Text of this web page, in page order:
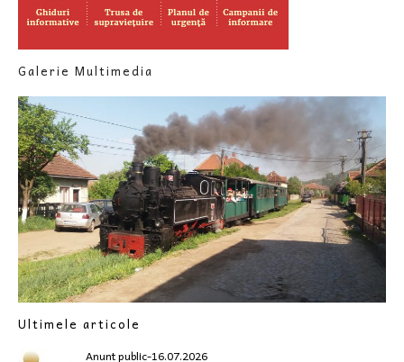
Galerie Multimedia
Ultimele articole
Anunt public-16.07.2026